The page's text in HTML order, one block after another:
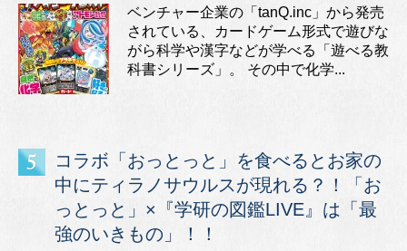
ベンチャー企業の「tanQ.inc」から発売
されている、カードゲーム形式で遊びな
がら科学や漢字などが学べる「遊べる教
科書シリーズ」。 その中で化学...
コラボ「おっとっと」を食べるとお家の
中にティラノサウルスが現れる？！「お
っとっと」×『学研の図鑑LIVE』は「最
強のいきもの」！！